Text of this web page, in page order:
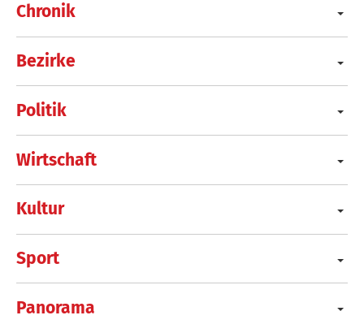
Chronik
Bezirke
Politik
Wirtschaft
Kultur
Sport
Panorama